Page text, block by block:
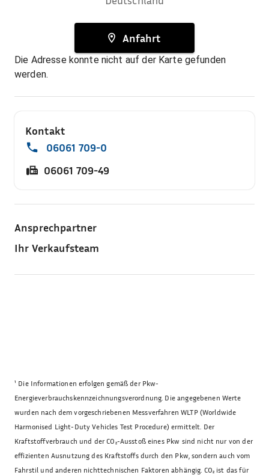
Anfahrt
Die Adresse konnte nicht auf der Karte gefunden
werden.
Kontakt
06061 709-0
06061 709-49
Ansprechpartner
Ihr Verkaufsteam
¹ Die Informationen erfolgen gemäß der Pkw-
Energieverbrauchskennzeichnungsverordnung. Die angegebenen Werte
wurden nach dem vorgeschriebenen Messverfahren WLTP (Worldwide
Harmonised Light-Duty Vehicles Test Procedure) ermittelt. Der
Kraftstoffverbrauch und der CO₂-Ausstoß eines Pkw sind nicht nur von der
effizienten Ausnutzung des Kraftstoffs durch den Pkw, sondern auch vom
Fahrstil und anderen nichttechnischen Faktoren abhängig. CO₂ ist das für